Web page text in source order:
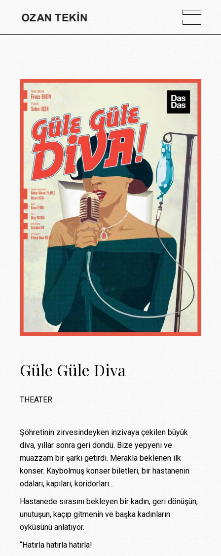
Güle Güle Diva
THEATER
Şöhretinin zirvesindeyken inzivaya çekilen büyük
diva, yıllar sonra geri döndü. Bize yepyeni ve
muazzam bir şarkı getirdi. Merakla beklenen ilk
konser. Kaybolmuş konser biletleri, bir hastanenin
odaları, kapıları, koridorları…
Hastanede sırasını bekleyen bir kadın; geri dönüşün,
unutuşun, kaçıp gitmenin ve başka kadınların
öyküsünü anlatıyor.
“Hatırla hatırla hatırla!